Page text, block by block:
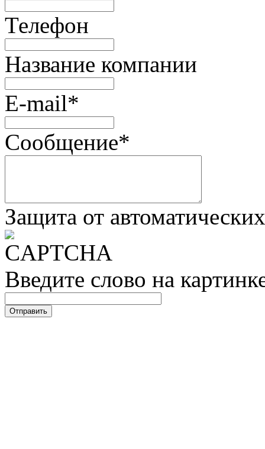
Телефон
Название компании
E-mail*
Сообщение*
Защита от
Введите слово на